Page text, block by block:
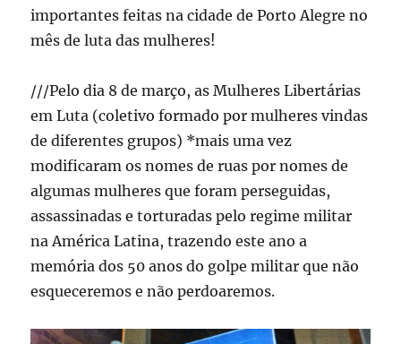
importantes feitas na cidade de Porto Alegre no
mês de luta das mulheres!
///Pelo dia 8 de março, as Mulheres Libertárias
em Luta (coletivo formado por mulheres vindas
de diferentes grupos) *mais uma vez
modificaram os nomes de ruas por nomes de
algumas mulheres que foram perseguidas,
assassinadas e torturadas pelo regime militar
na América Latina, trazendo este ano a
memória dos 50 anos do golpe militar que não
esqueceremos e não perdoaremos.